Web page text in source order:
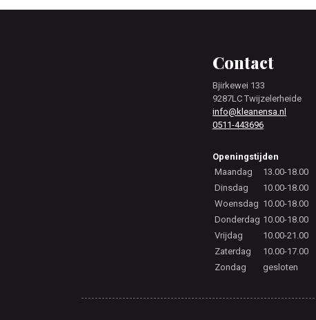
Contact
Bjirkewei 133
9287LC Twijzelerheide
info@kleanensa.nl
0511-443696
Openingstijden
Maandag
13.00-18.00
Dinsdag
10.00-18.00
Woensdag 10.00-18.00
Donderdag 10.00-18.00
Vrijdag
10.00-21.00
Zaterdag
10.00-17.00
Zondag
gesloten